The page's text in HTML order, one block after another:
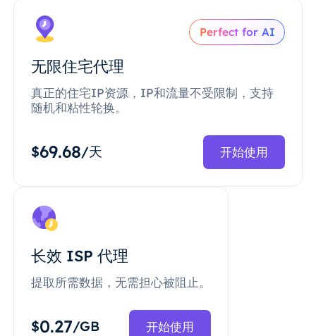
Perfect for AI
无限住宅代理
真正的住宅IP资源，IP和流量不受限制，支持
随机和粘性轮换。
$69.68/天 开始使用
长效 ISP 代理
提取所需数据，无需担心被阻止。
$0.27/GB 开始使用